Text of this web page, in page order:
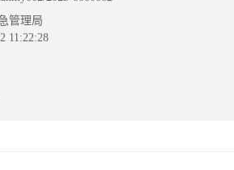
管理局
11:22:28